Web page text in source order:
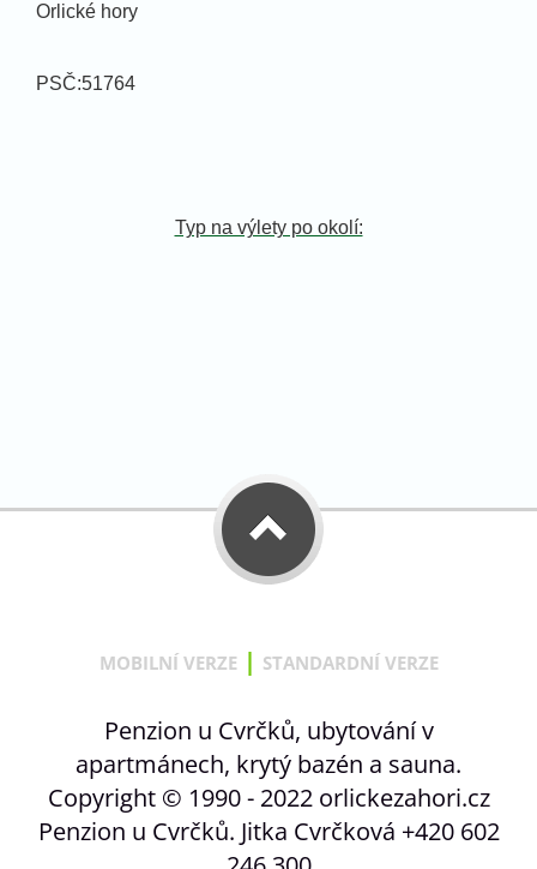
Orlické hory
PSČ:51764
Typ na výlety po okolí:
MOBILNÍ VERZE | STANDARDNÍ VERZE
Penzion u Cvrčků, ubytování v
apartmánech, krytý bazén a sauna.
Copyright © 1990 - 2022 orlickezahori.cz
Penzion u Cvrčků. Jitka Cvrčková +420 602